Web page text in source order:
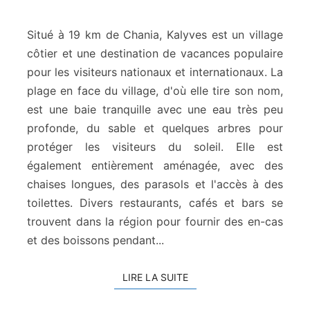
e
K
a
l
e
Situé à 19 km de Chania, Kalyves est un village
côtier et une destination de vacances populaire
pour les visiteurs nationaux et internationaux. La
plage en face du village, d'où elle tire son nom,
est une baie tranquille avec une eau très peu
profonde, du sable et quelques arbres pour
protéger les visiteurs du soleil. Elle est
également entièrement aménagée, avec des
chaises longues, des parasols et l'accès à des
toilettes. Divers restaurants, cafés et bars se
trouvent dans la région pour fournir des en-cas
et des boissons pendant...
LIRE LA SUITELIRE LA SUITE